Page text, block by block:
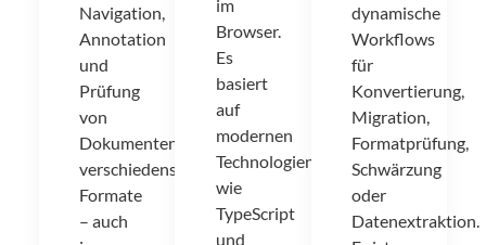
Navigation,
Annotation
und
Prüfung
von
Dokumenten
verschiedenster
Formate
– auch
im
Browser.
Es
basiert
auf
modernen
Technologien
wie
TypeScript
und
dynamische
Workflows
für
Konvertierung,
Migration,
Formatprüfung,
Schwärzung
oder
Datenextraktion.